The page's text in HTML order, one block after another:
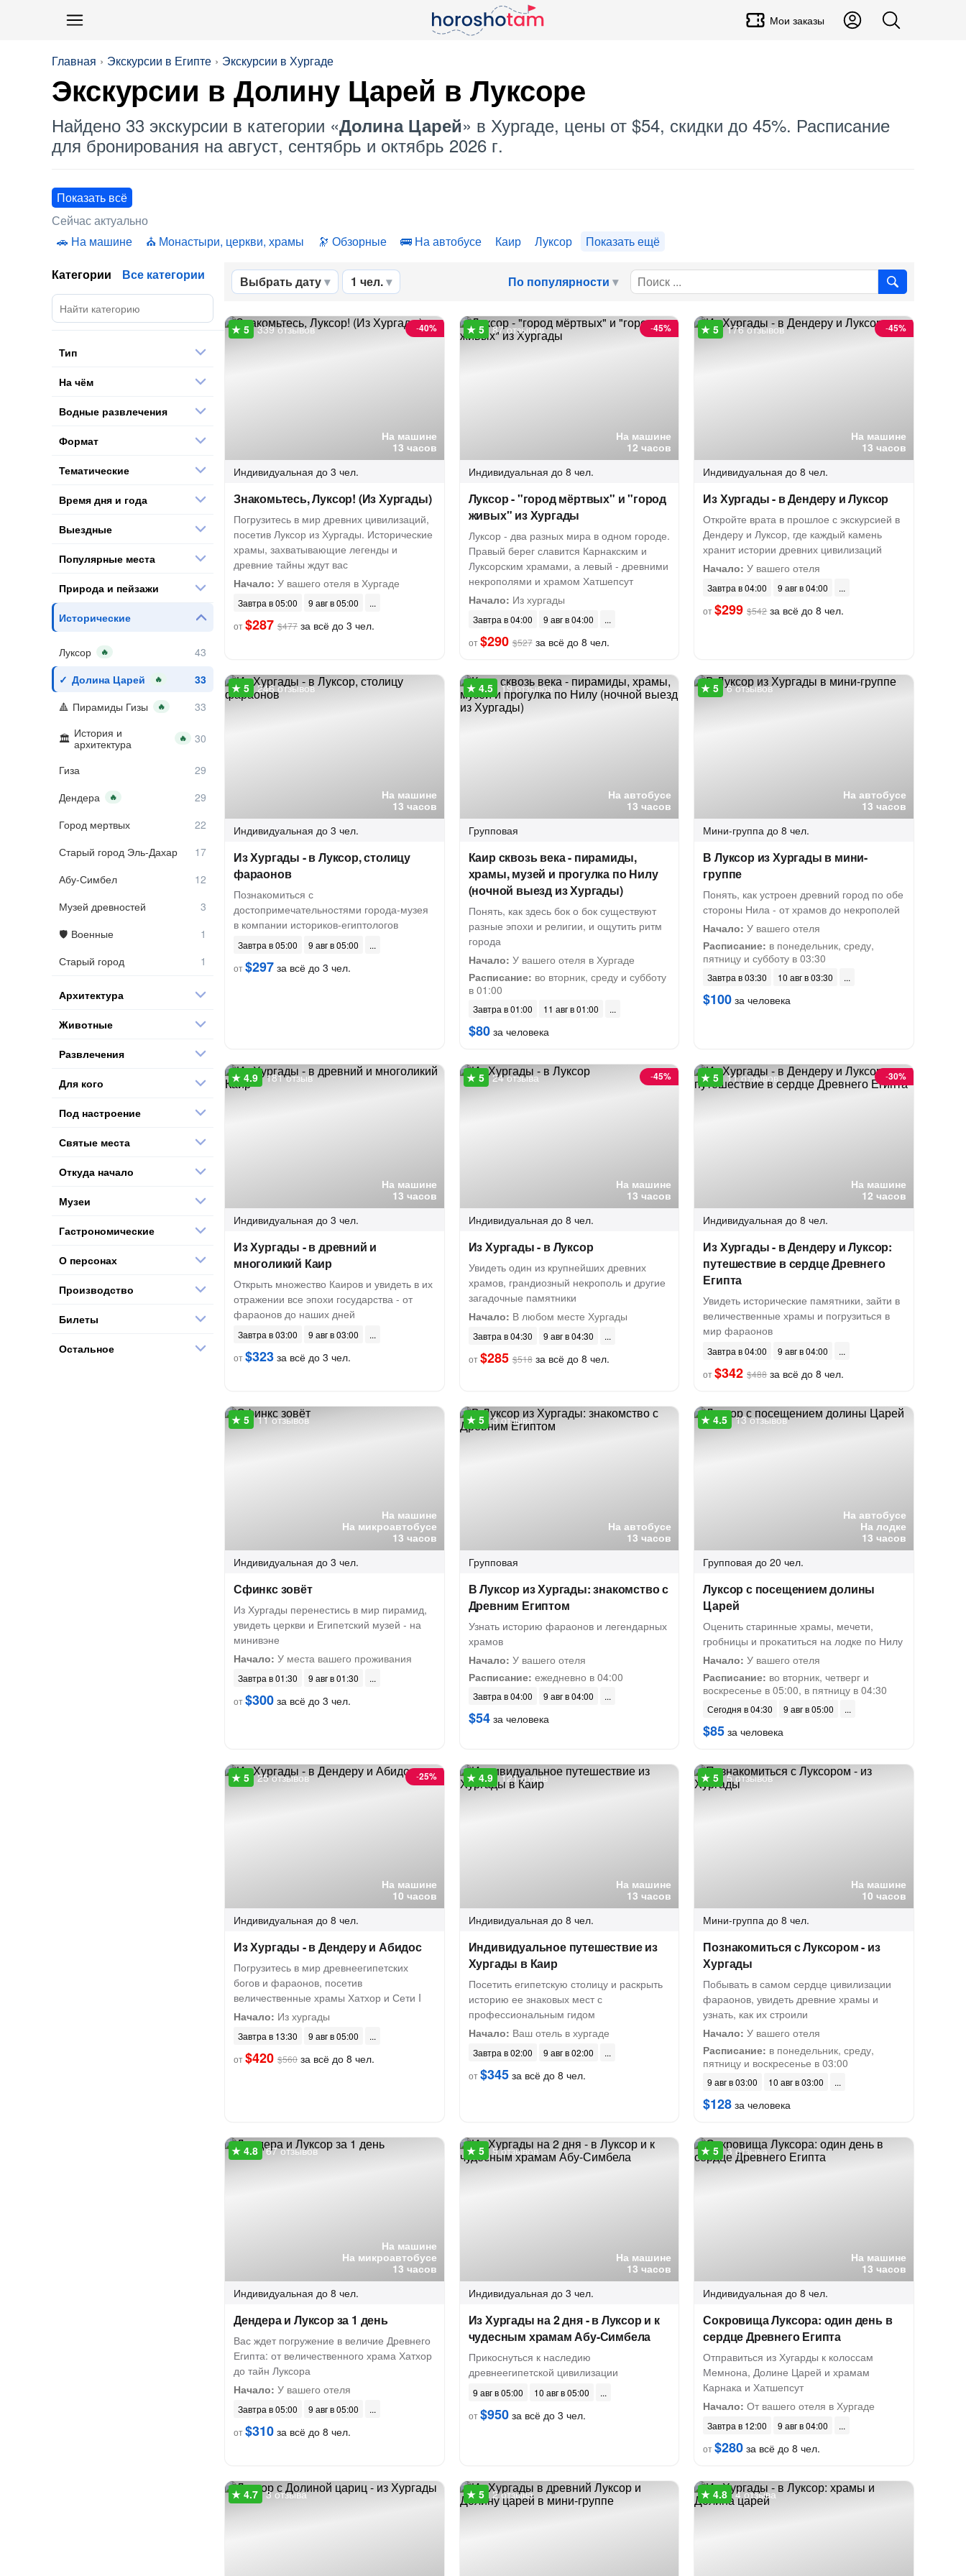
Мои заказы
Главная Экскурсии в Египте Экскурсии в Хургаде
Экскурсии в Долину Царей в Луксоре
Найдено 33 экскурсии в категории «Долина Царей» в Хургаде, цены от $54, скидки до 45%. Расписание
для бронирования на август, сентябрь и октябрь 2026 г.
Показать всё
Сейчас актуально
На машине
Монастыри, церкви, храмы Обзорные На автобусе Каир Луксор Показать ещё
Выбрать дату 1 чел. По популярности
На машине
13 часов
-40%
339 отзывов
Индивидуальная до 3 чел.
Знакомьтесь, Луксор! (Из Хургады)
Погрузитесь в мир древних цивилизаций,
посетив Луксор из Хургады. Исторические
храмы, захватывающие легенды и
древние тайны ждут вас
Начало: У вашего отеля в Хургаде
Завтра в 05:00
9 авг в 05:00
от$287 $477 за всё до 3 чел.
На машине
12 часов
-45%
87 отзывов
Индивидуальная до 8 чел.
Луксор - "город мёртвых" и "город
живых" из Хургады
Луксор - два разных мира в одном городе.
Правый берег славится Карнакским и
Луксорским храмами, а левый - древними
некрополями и храмом Хатшепсут
Начало: Из хургады
Завтра в 04:00
9 авг в 04:00
от$290 $527за всё до 8 чел.
На машине
13 часов
-45%
176 отзывов
Индивидуальная до 8 чел.
Из Хургады - в Дендеру и Луксор
Откройте врата в прошлое с экскурсией в
Дендеру и Луксор, где каждый камень
хранит истории древних цивилизаций
Начало: У вашего отеля
Завтра в 04:00
9 авг в 04:00
от$299 $542за всё до 8 чел.
На машине
13 часов
246 отзывов
Индивидуальная до 3 чел.
Из Хургады - в Луксор, столицу
фараонов
Познакомиться с
достопримечательностями города-музея
в компании историков-египтологов
Завтра в 05:00
9 авг в 05:00
от$297 за всё до 3 чел.
На автобусе
13 часов
19 отзывов
Групповая
Каир сквозь века - пирамиды,
храмы, музей и прогулка по Нилу
(ночной выезд из Хургады)
Понять, как здесь бок о бок существуют
разные эпохи и религии, и ощутить ритм
города
Начало: У вашего отеля в Хургаде
Расписание: во вторник, среду и субботу
в 01:00
Завтра в 01:00 11 авг в 01:00
$80за человека
На автобусе
13 часов
6 отзывов
Мини-группа до 8 чел.
В Луксор из Хургады в мини-
группе
Понять, как устроен древний город по обе
стороны Нила - от храмов до некрополей
Начало: У вашего отеля
Расписание: в понедельник, среду,
пятницу и субботу в 03:30
Завтра в 03:30 10 авг в 03:30
$100 за человека
На машине
13 часов
181 отзыв
Индивидуальная до 3 чел.
Из Хургады - в древний и
многоликий Каир
Открыть множество Каиров и увидеть в их
отражении все эпохи государства - от
фараонов до наших дней
Завтра в 03:00
9 авг в 03:00
от$323 за всё до 3 чел.
На машине
13 часов
-45%
24 отзыва
Индивидуальная до 8 чел.
Из Хургады - в Луксор
Увидеть один из крупнейших древних
храмов, грандиозный некрополь и другие
загадочные памятники
Начало: В любом месте Хургады
Завтра в 04:30
9 авг в 04:30
от$285 $518за всё до 8 чел.
На машине
12 часов
-30%
11 отзывов
Индивидуальная до 8 чел.
Из Хургады - в Дендеру и Луксор:
путешествие в сердце Древнего
Египта
Увидеть исторические памятники, зайти в
величественные храмы и погрузиться в
мир фараонов
Завтра в 04:00
9 авг в 04:00
от$342 $488за всё до 8 чел.
На машине
На микроавтобусе
13 часов
11 отзывов
Индивидуальная до 3 чел.
Сфинкс зовёт
Из Хургады перенестись в мир пирамид,
увидеть церкви и Египетский музей - на
минивэне
Начало: У места вашего проживания
Завтра в 01:30
9 авг в 01:30
от$300 за всё до 3 чел.
На автобусе
13 часов
3 отзыва
Групповая
В Луксор из Хургады: знакомство с
Древним Египтом
Узнать историю фараонов и легендарных
храмов
Начало: У вашего отеля
Расписание: ежедневно в 04:00
Завтра в 04:00 9 авг в 04:00
$54за человека
На автобусе
На лодке
13 часов
13 отзывов
Групповая до 20 чел.
Луксор с посещением долины
Царей
Оценить старинные храмы, мечети,
гробницы и прокатиться на лодке по Нилу
Начало: У вашего отеля
Расписание: во вторник, четверг и
воскресенье в 05:00, в пятницу в 04:30
Сегодня в 04:30 9 авг в 05:00
$85 за человека
На машине
10 часов
-25%
25 отзывов
Индивидуальная до 8 чел.
Из Хургады - в Дендеру и Абидос
Погрузитесь в мир древнеегипетских
богов и фараонов, посетив
величественные храмы Хатхор и Сети I
Начало: Из хургады
Завтра в 13:30
9 авг в 05:00
от$420 $560 за всё до 8 чел.
На машине
13 часов
121 отзыв
Индивидуальная до 8 чел.
Индивидуальное путешествие из
Хургады в Каир
Посетить египетскую столицу и раскрыть
историю ее знаковых мест с
профессиональным гидом
Начало: Ваш отель в хургаде
Завтра в 02:00
9 авг в 02:00
от$345за всё до 8 чел.
На машине
10 часов
5 отзывов
Мини-группа до 8 чел.
Познакомиться с Луксором - из
Хургады
Побывать в самом сердце цивилизации
фараонов, увидеть древние храмы и
узнать, как их строили
Начало: У вашего отеля
Расписание: в понедельник, среду,
пятницу и воскресенье в 03:00
9 авг в 03:00 10 авг в 03:00
$128 за человека
На машине
На микроавтобусе
13 часов
67 отзывов
Индивидуальная до 8 чел.
Дендера и Луксор за 1 день
Вас ждет погружение в величие Древнего
Египта: от величественного храма Хатхор
до тайн Луксора
Начало: У вашего отеля
Завтра в 05:00
9 авг в 05:00
от$310 за всё до 8 чел.
На машине
13 часов
9 отзывов
Индивидуальная до 3 чел.
Из Хургады на 2 дня - в Луксор и к
чудесным храмам Абу-Симбела
Прикоснуться к наследию
древнеегипетской цивилизации
9 авг в 05:00
10 авг в 05:00
от$950за всё до 3 чел.
На машине
13 часов
3 отзыва
Индивидуальная до 8 чел.
Сокровища Луксора: один день в
сердце Древнего Египта
Отправиться из Хугарды к колоссам
Мемнона, Долине Царей и храмам
Карнака и Хатшепсут
Начало: От вашего отеля в Хургаде
Завтра в 12:00
9 авг в 04:00
от$280 за всё до 8 чел.
3 отзыва 2 отзыва 4 отзыва
Категории Все категории
Тип
На чём
Водные развлечения
Формат
Тематические
Время дня и года
Выездные
Популярные места
Природа и пейзажи
Исторические
Луксор 🔥
Долина Царей 🔥
Пирамиды Гизы 🔥
История и
архитектура
🔥
Гиза
Дендера
🔥
Город мертвых
Старый город Эль-Дахар
Абу-Симбел
Музей древностей
Военные
Старый город
Архитектура
Животные
Развлечения
Для кого
Под настроение
Святые места
Откуда начало
Музеи
Гастрономические
О персонах
Производство
Билеты
Остальное